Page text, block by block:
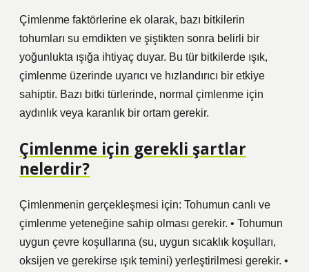
Çimlenme faktörlerine ek olarak, bazı bitkilerin
tohumları su emdikten ve şiştikten sonra belirli bir
yoğunlukta ışığa ihtiyaç duyar. Bu tür bitkilerde ışık,
çimlenme üzerinde uyarıcı ve hızlandırıcı bir etkiye
sahiptir. Bazı bitki türlerinde, normal çimlenme için
aydınlık veya karanlık bir ortam gerekir.
Çimlenme için gerekli şartlar
nelerdir?
Çimlenmenin gerçekleşmesi için: Tohumun canlı ve
çimlenme yeteneğine sahip olması gerekir. • Tohumun
uygun çevre koşullarına (su, uygun sıcaklık koşulları,
oksijen ve gerekirse ışık temini) yerleştirilmesi gerekir. •